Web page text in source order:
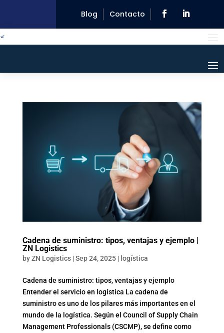
Blog Contacto
Cadena de suministro: tipos, ventajas y ejemplo |
ZN Logistics
byZN Logistics|Sep 24, 2025| logística
Cadena de suministro: tipos, ventajas y ejemplo
Entender el servicio en logística La cadena de
suministro es uno de los pilares más importantes en el
mundo de la logística. Según el Council of Supply Chain
Management Professionals (CSCMP), se define como